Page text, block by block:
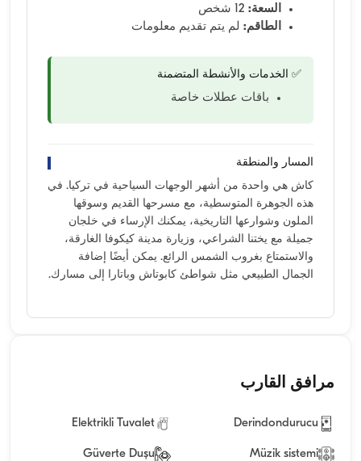
السعة:
الطاقم: لم يتم تقديم معلومات
✅ الخدمات والأنشطة المتضمنة
باقات عطلات خاصة
المسار والمنطقة
كاش هي واحدة من أشهر الوجهات السياحية في تركيا. في
هذه الجوهرة المتوسطية، مع مسرحها القديم وسوقها
الملون وشوارعها التاريخية، يمكنك الإرساء في خلجان
جميلة مع يختنا الشراعي، وزيارة مدينة كيكوفا الغارقة،
والاستمتاع بغروب الشمس الرائع. يمكن أيضًا إضافة
الجمال الطبيعي مثل شواطئ كابوتاش وباتارا إلى مسارك.
مرافق القارب
Derindondurucu
Elektrikli Tuvalet
Müzik sistemi
Güverte Duşu